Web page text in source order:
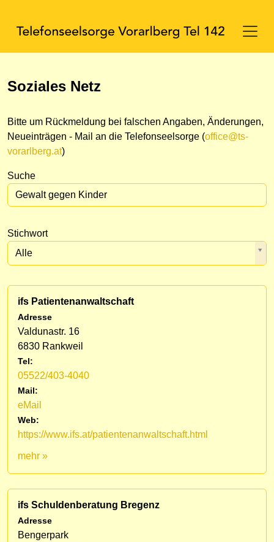
Soziales Netz
Bitte um Rückmeldung bei falschen Angaben, Änderungen,
Neueinträgen - Mail an die Telefonseelsorge (office@ts-
vorarlberg.at)
Suche
Stichwort
Alle
ifs Patientenanwaltschaft
Adresse
Valdunastr. 16
6830 Rankweil
Tel:
05522/403-4040
Mail:
eMail
Web:
https://www.ifs.at/patientenanwaltschaft.html
mehr »
ifs Schuldenberatung Bregenz
Adresse
Bengerpark